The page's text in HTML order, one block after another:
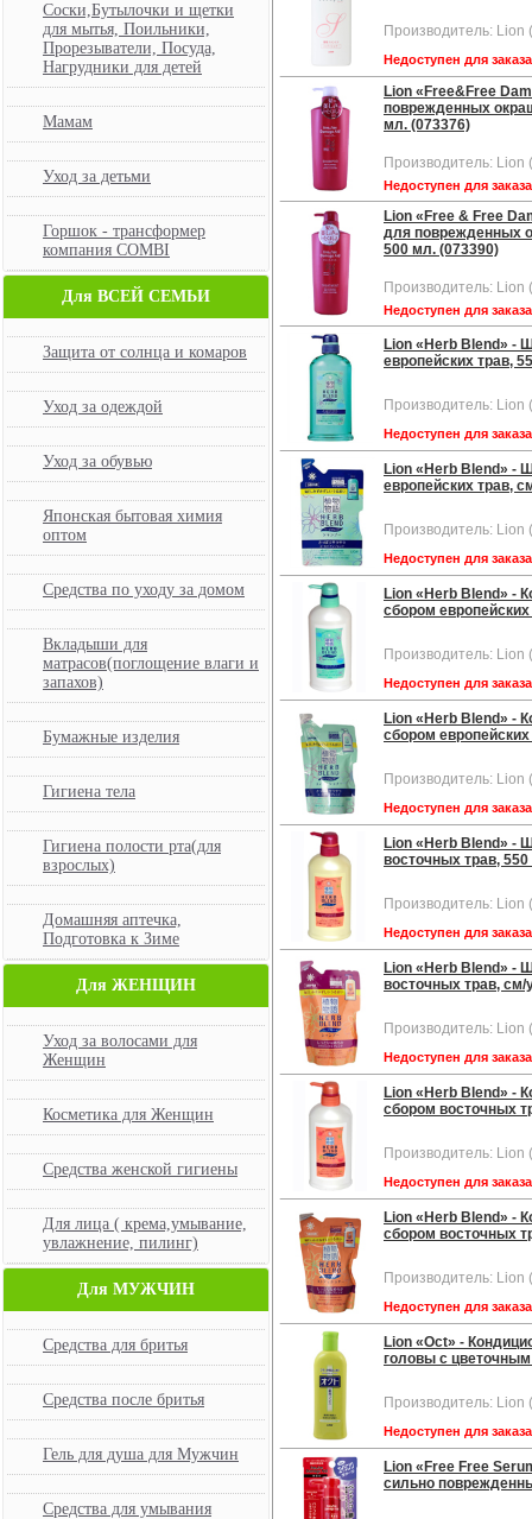
Соски,Бутылочки и щетки
для мытья, Поильники,
Прорезыватели, Посуда,
Нагрудники для детей
Мамам
Уход за детьми
Горшок - трансформер
компания COMBI
Для ВСЕЙ СЕМЬИ
Защита от солнца и комаров
Уход за одеждой
Уход за обувью
Японская бытовая химия
оптом
Средства по уходу за домом
Вкладыши для
матрасов(поглощение влаги и
запахов)
Бумажные изделия
Гигиена тела
Гигиена полости рта(для
взрослых)
Домашняя аптечка,
Подготовка к Зиме
Для ЖЕНЩИН
Уход за волосами для
Женщин
Косметика для Женщин
Средства женской гигиены
Для лица ( крема,умывание,
увлажнение, пилинг)
Для МУЖЧИН
Средства для бритья
Средства после бритья
Гель для душа для Мужчин
Средства для умывания
Производитель: Lion
Недоступен для
Lion «Free&Free
поврежденных
мл. (073376)
Производитель: Lion
Недоступен для
Lion «Free & Free
для поврежденных
500 мл. (073390)
Производитель: Lion
Недоступен для
Lion «Herb Blend» -
европейских трав,
Производитель: Lion
Недоступен для
Lion «Herb Blend» -
европейских трав,
Производитель: Lion
Недоступен для
Lion «Herb Blend» -
сбором
Производитель: Lion
Недоступен для
Lion «Herb Blend» -
сбором
Производитель: Lion
Недоступен для
Lion «Herb Blend» -
восточных трав,
Производитель: Lion
Недоступен для
Lion «Herb Blend» -
восточных трав, см/
Производитель: Lion
Недоступен для
Lion «Herb Blend» -
сбором восточных
Производитель: Lion
Недоступен для
Lion «Herb Blend» -
сбором восточных
Производитель: Lion
Недоступен для
Lion «Oct» -
головы с
Производитель: Lion
Недоступен для
Lion «Free Free
сильно